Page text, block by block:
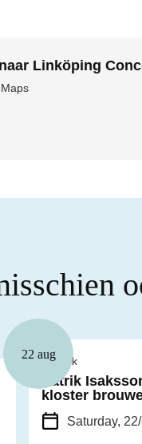
Linköping
22 aug
Muziek
Patrik
kloster
Saturday,